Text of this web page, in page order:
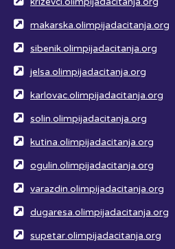
makarska.olimpijadacitanja.org
sibenik.olimpijadacitanja.org
jelsa.olimpijadacitanja.org
karlovac.olimpijadacitanja.org
solin.olimpijadacitanja.org
kutina.olimpijadacitanja.org
ogulin.olimpijadacitanja.org
varazdin.olimpijadacitanja.org
dugaresa.olimpijadacitanja.org
supetar.olimpijadacitanja.org